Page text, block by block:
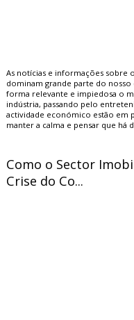
As notícias e informações sobre
dominam grande parte do
forma relevante e impiedosa o
indústria, passando pelo
actividade económico estão em pausa. Em alturas como estas é
manter a calma e pensar que há
Como o Sector
Crise do Co...